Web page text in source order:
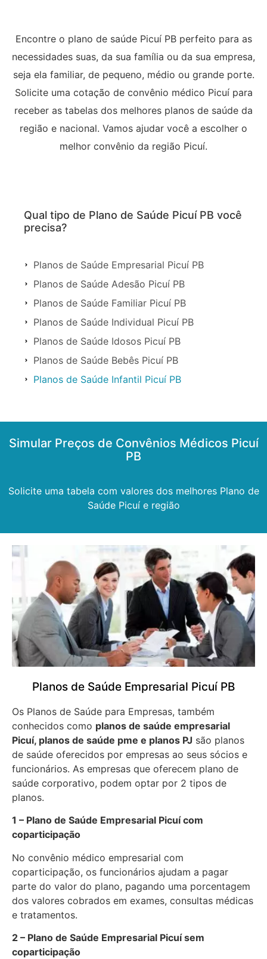
Encontre o plano de saúde Picuí PB perfeito para as
necessidades suas, da sua família ou da sua empresa,
seja ela familiar, de pequeno, médio ou grande porte.
Solicite uma cotação de convênio médico Picuí para
receber as tabelas dos melhores planos de saúde da
região e nacional. Vamos ajudar você a escolher o
melhor convênio da região Picuí.
Qual tipo de Plano de Saúde Picuí PB você
precisa?
Planos de Saúde Empresarial Picuí PB
Planos de Saúde Adesão Picuí PB
Planos de Saúde Familiar Picuí PB
Planos de Saúde Individual Picuí PB
Planos de Saúde Idosos Picuí PB
Planos de Saúde Bebês Picuí PB
Planos de Saúde Infantil Picuí PB
Simular Preços de Convênios Médicos Picuí
PB
Solicite uma tabela com valores dos melhores Plano de
Saúde Picuí e região
Planos de Saúde Empresarial Picuí PB
Os Planos de Saúde para Empresas, também
conhecidos como planos de saúde empresarial
Picuí, planos de saúde pme e planos PJ são planos
de saúde oferecidos por empresas ao seus sócios e
funcionários. As empresas que oferecem plano de
saúde corporativo, podem optar por 2 tipos de
planos.
1 – Plano de Saúde Empresarial Picuí com
coparticipação
No convênio médico empresarial com
coparticipação, os funcionários ajudam a pagar
parte do valor do plano, pagando uma porcentagem
dos valores cobrados em exames, consultas médicas
e tratamentos.
2 – Plano de Saúde Empresarial Picuí sem
coparticipação